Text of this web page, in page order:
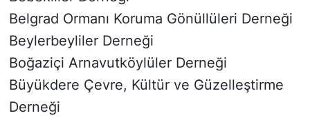
Belgrad Ormanı Koruma Gönüllüleri Derneği
Beylerbeyliler Derneği
Boğaziçi Arnavutköylüler Derneği
Büyükdere Çevre, Kültür ve Güzelleştirme
Derneği